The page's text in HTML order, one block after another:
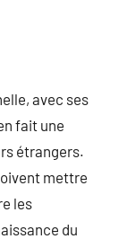
avec ses
fait une
étrangers.
mettre
les
du